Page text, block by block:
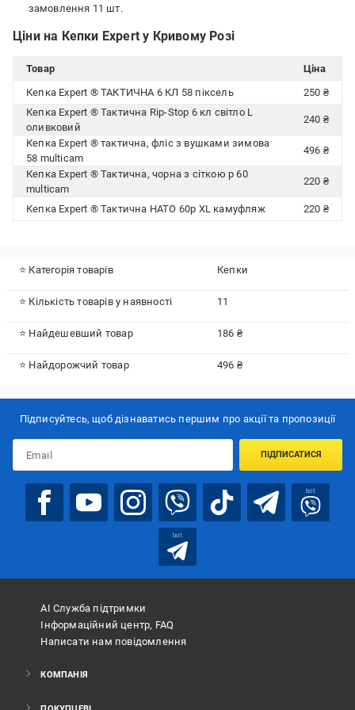
замовлення 11 шт.
Ціни на Кепки Expert у Кривому Розі
Товар
Ціна
Кепка Expert ® ТАКТИЧНА 6 КЛ 58 піксель
250 ₴
Кепка Expert ® Тактична Rip-Stop 6 кл світло L
оливковий
240 ₴
Кепка Expert ® тактична, фліс з вушками зимова
58 multicam
496 ₴
Кепка Expert ® Тактична, чорна з сіткою р 60
multicam
220 ₴
Кепка Expert ® Тактична НАТО 60р XL камуфляж 220 ₴
⭐ Категорія товарів Кепки
⭐ Кількість товарів у наявності 11
⭐ Найдешевший товар 186 ₴
⭐ Найдорожчий товар 496 ₴
Підписуйтесь, щоб дізнаватись першим про акції та пропозиції
ПІДПИСАТИСЯ
bot
bot
АІ Служба підтримки
Інформаційний центр, FAQ
Написати нам повідомлення
КОМПАНІЯ